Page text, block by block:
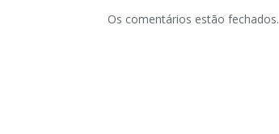
Os comentários estão fechados.